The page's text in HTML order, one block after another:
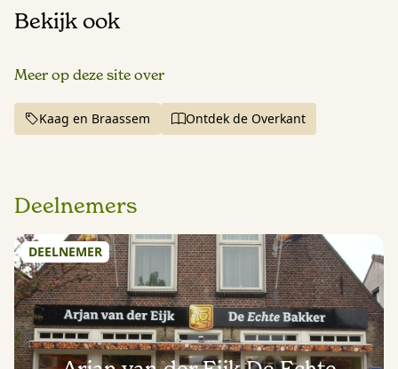
Bekijk ook
Meer op deze site over
Kaag en Braassem Ontdek de Overkant
Deelnemers
DEELNEMER